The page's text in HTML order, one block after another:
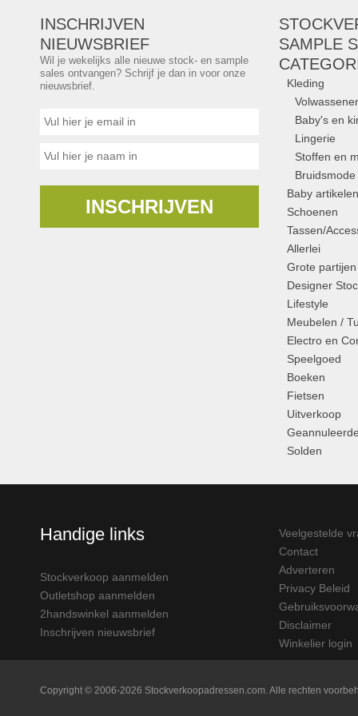
INSCHRIJVEN
NIEUWSBRIEF
Wil je wekelijks alle nieuwe stock- en sample
sales ontvangen? Schrijf je dan in voor onze
nieuwsbrief.
INSCHRIJVEN
SAMPLE
Kleding
Baby's en
Lingerie
Stoffen en
Bruidsmode
Baby artikelen
Schoenen
Tassen/
Allerlei
Grote partijen
Designer
Lifestyle
Meubelen /
Electro en
Speelgoed
Boeken
Fietsen
Uitverkoop
Solden
Handige links
Stockverkoop aanmelden
Outletshop aanmelden
2handswinkel aanmelden
Inschrijven nieuwsbrief
Veelgestelde
Contact
Adverteren
Privacy Beleid
Disclaimer
Winkelier login
Copyright © 2006-2026 Stockverkoopadressen.com. Alle rechten